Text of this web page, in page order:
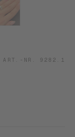
ART.-NR. 9282.1